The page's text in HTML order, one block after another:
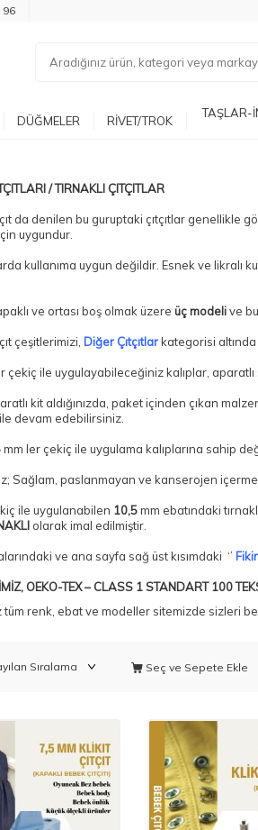
96
DÜĞMELER RİVET/TROK
TAŞLAR-
/ TIRNAKLI ÇITÇITLAR
da denilen bu guruptaki çıtçıtlar
uygundur.
kullanıma uygun değildir. Esnek ve likralı
ve ortası boş olmak üzere üç modelive
çeşitlerimizi, Diğer Çıtçıtlarkategorisi
çekiç ile uygulayabileceğiniz kalıplar,
kit aldığınızda, paket içinden çıkan
devam edebilirsiniz.
mm ler çekiç ile uygulama kalıplarına sahip
Sağlam, paslanmayan ve kanserojen
ile uygulanabilen 10,5mm ebatındaki
olarak imal edilmiştir.
ve ana sayfa sağ üst kısımdaki ‘’
OEKO-TEX – CLASS 1 STANDART 100
tüm renk, ebat ve modeller sitemizde sizleri
Seç ve Sepete Ekle